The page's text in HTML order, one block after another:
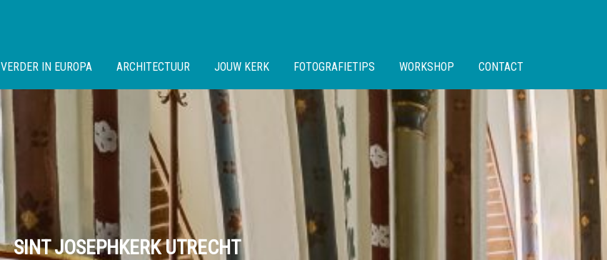
VERDER IN EUROPA ARCHITECTUUR JOUW KERK FOTOGRAFIETIPS WORKSHOP CONTACT
SINT JOSEPHKERK UTRECHT